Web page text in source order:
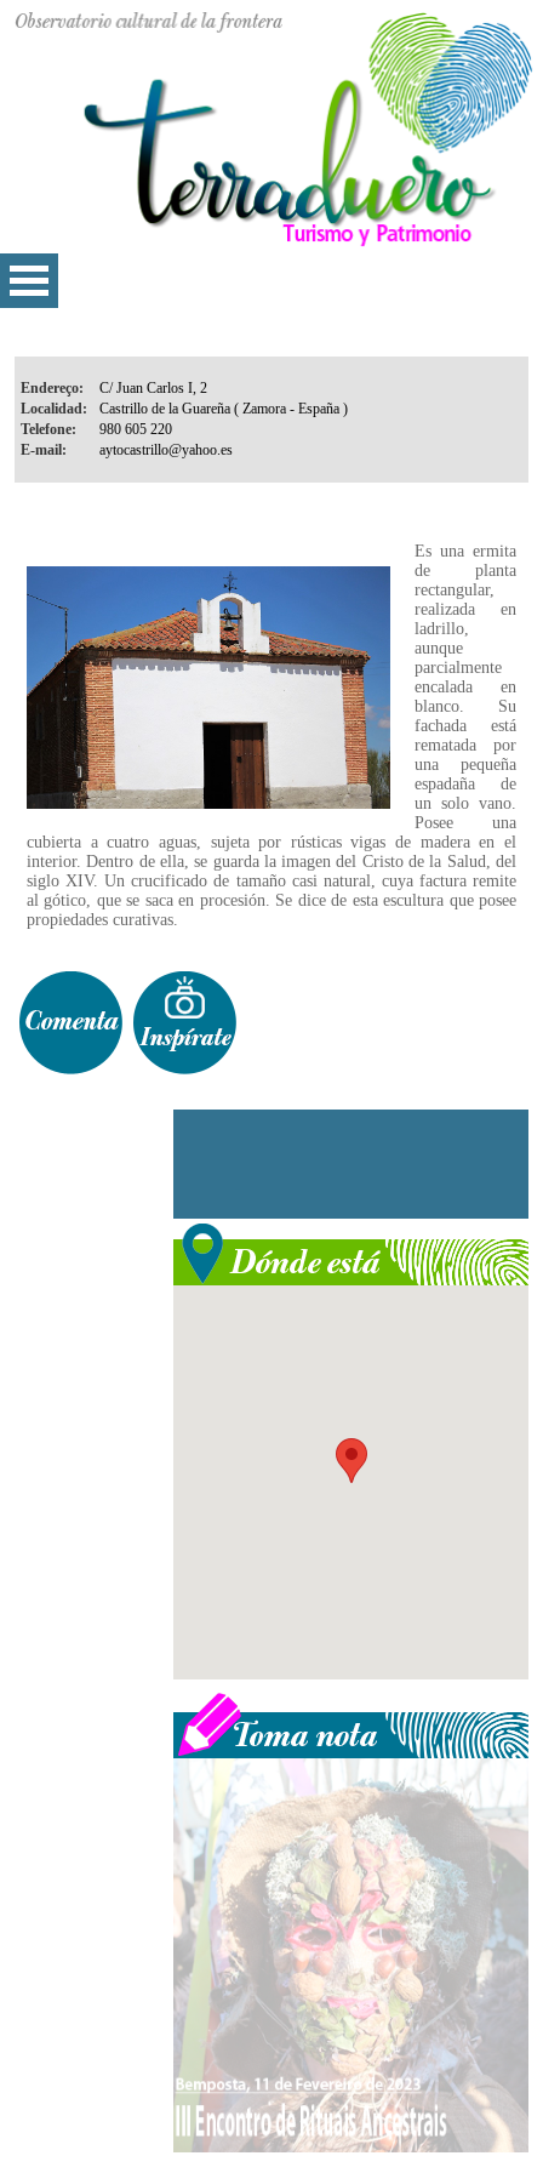
Endereço:
Localidad:
Telefone:
E-mail:
Es una ermita
de planta
rectangular,
realizada en
ladrillo,
aunque
parcialmente
encalada en
blanco. Su
fachada está
rematada por
una pequeña
espadaña de
un solo vano.
Posee una
cubierta a cuatro aguas, sujeta por rústicas vigas de madera en el
interior. Dentro de ella, se guarda la imagen del Cristo de la Salud, del
siglo XIV. Un crucificado de tamaño casi natural, cuya factura remite
al gótico, que se saca en procesión. Se dice de esta escultura que posee
propiedades curativas.